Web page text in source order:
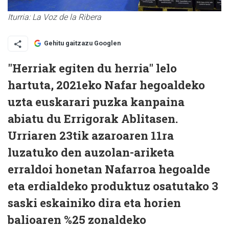
Iturria: La Voz de la Ribera
Gehitu gaitzazu Googlen
"Herriak egiten du herria" lelo
hartuta, 2021eko Nafar hegoaldeko
uzta euskarari puzka kanpaina
abiatu du Errigorak Ablitasen.
Urriaren 23tik azaroaren 11ra
luzatuko den auzolan-ariketa
erraldoi honetan Nafarroa hegoalde
eta erdialdeko produktuz osatutako 3
saski eskainiko dira eta horien
balioaren %25 zonaldeko